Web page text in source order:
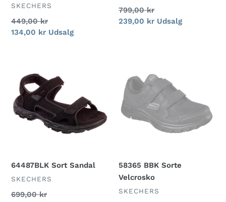
FORHANDLER
SKECHERS
Normalpris
449,00 kr
Udsalgspris
134,00 kr Udsalg
Normalpris
799,00 kr
Udsalgspris
239,00 kr Udsalg
Sandal
64487BLK Sort Sandal
FORHANDLER
SKECHERS
Normalpris
699,00 kr
Sorte
Velcrosko
58365 BBK Sorte
Velcrosko
FORHANDLER
SKECHERS